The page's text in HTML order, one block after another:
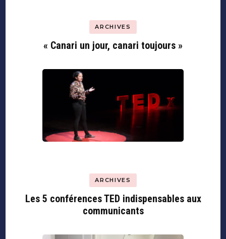
ARCHIVES
« Canari un jour, canari toujours »
ARCHIVES
Les 5 conférences TED indispensables aux
communicants